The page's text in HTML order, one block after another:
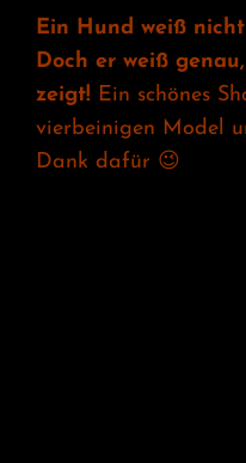
Ein Hund weiß
Doch er weiß
zeigt! Ein schönes
vierbeinigen Model
Dank dafür 😉